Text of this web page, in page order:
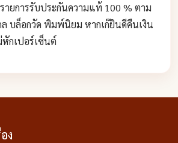
ายการรับประกันความแท้ 100 % ตาม
บล็อกวัด พิมพ์นิยม หากเก๊ยินดีคืนเงิน
กเปอร์เซ็นต์
ง